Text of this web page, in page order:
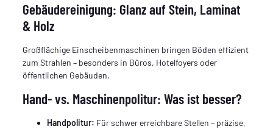
Gebäudereinigung: Glanz auf Stein, Laminat
& Holz
Großflächige Einscheibenmaschinen bringen Böden effizient
zum Strahlen – besonders in Büros, Hotelfoyers oder
öffentlichen Gebäuden.
Hand- vs. Maschinenpolitur: Was ist besser?
Handpolitur: Für schwer erreichbare Stellen – präzise,